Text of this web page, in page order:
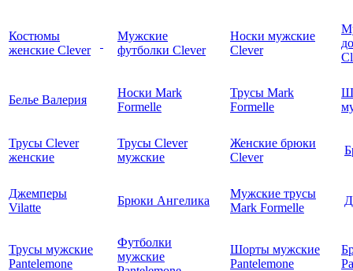
Костюмы
женские Clever
Мужские
футболки Clever
Носки мужские
Clever
Белье Валерия
Носки Mark
Formelle
Трусы Mark
Formelle
Трусы Clever
женские
Трусы Clever
мужские
Женские брюки
Clever
Джемперы
Vilatte
Брюки Ангелика
Мужские трусы
Mark Formelle
Трусы мужские
Pantelemone
Футболки
мужские
Шорты мужские
Pantelemone